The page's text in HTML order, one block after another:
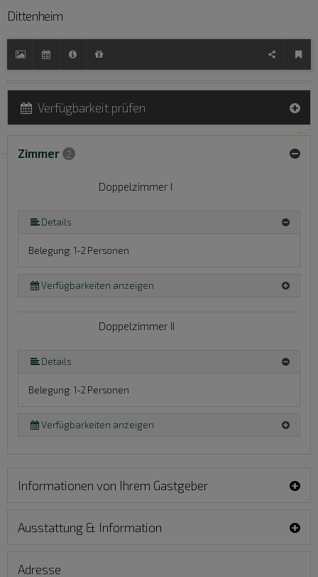
Dittenheim
Verfügbarkeit prüfen
Zimmer 2
Doppelzimmer I
Details
Belegung: 1-2 Personen
Verfügbarkeiten anzeigen
Doppelzimmer II
Details
Belegung: 1-2 Personen
Verfügbarkeiten anzeigen
Informationen von Ihrem Gastgeber
Ausstattung & Information
Adresse